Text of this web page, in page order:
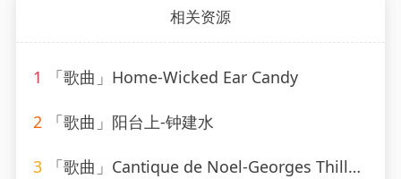
相关资源
1 「歌曲」Home-Wicked Ear Candy
2 「歌曲」阳台上-钟建水
3 「歌曲」Cantique de Noel-Georges Thill、Orchestra Armand Bernard